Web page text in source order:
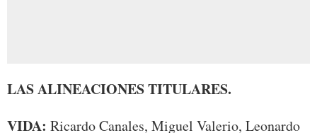
LAS ALINEACIONES TITULARES.
VIDA: Ricardo Canales, Miguel Valerio, Leonardo